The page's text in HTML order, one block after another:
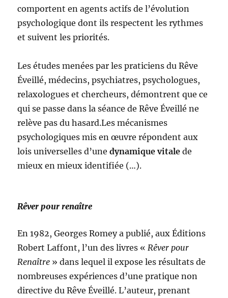
comportent en agents actifs de l’évolution
psychologique dont ils respectent les rythmes
et suivent les priorités.
Les études menées par les praticiens du Rêve
Éveillé, médecins, psychiatres, psychologues,
relaxologues et chercheurs, démontrent que ce
qui se passe dans la séance de Rêve Éveillé ne
relève pas du hasard.Les mécanismes
psychologiques mis en œuvre répondent aux
lois universelles d’unedynamique vitalede
mieux en mieux identifiée (…).
Rêver pour renaître
En 1982, Georges Romey a publié, aux Éditions
Robert Laffont, l’un des livres «Rêver pour
Renaître » dans lequel il expose les résultats de
nombreuses expériences d’une pratique non
directive du Rêve Éveillé. L’auteur, prenant